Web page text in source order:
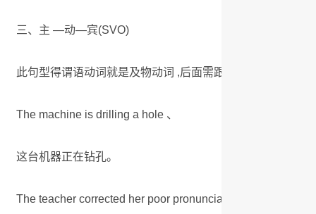
三、主 —动—宾(SVO)
此句型得谓语动词就是及物动词 ,后面需跟宾语。例如 :
The machine is drilling a hole 、
这台机器正在钻孔。
The teacher corrected her poor pronunciation more than